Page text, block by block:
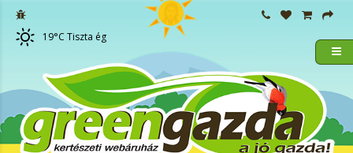
19°C Tiszta ég